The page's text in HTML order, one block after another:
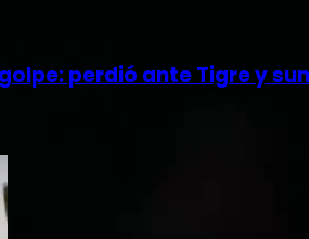
perdió ante Tigre y